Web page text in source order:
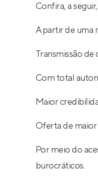
Confira, a
A partir de uma
Transmissão de
Com total
Maior
Oferta de
Por meio do
burocráticos.